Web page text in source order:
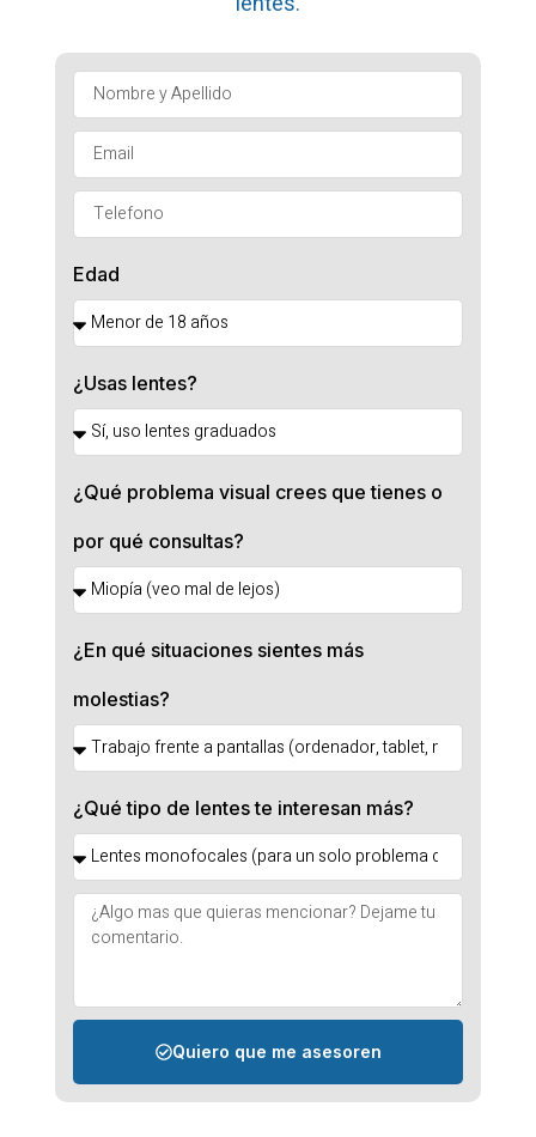
Edad
¿Usas lentes?
¿Qué problema visual crees que tienes o
por qué consultas?
¿En qué situaciones sientes más
molestias?
¿Qué tipo de lentes te interesan más?
Quiero que me asesoren